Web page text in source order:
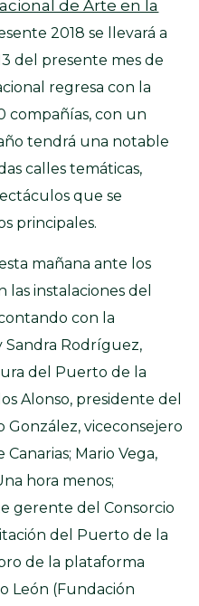
de Arte en la
2018 se llevará a
del presente mes de
regresa con la
compañías, con un
tendrá una notable
calles temáticas,
que se
principales.
mañana ante los
instalaciones del
con la
Sandra Rodríguez,
del Puerto de la
Alonso, presidente del
González, viceconsejero
Mario Vega,
hora menos;
gerente del Consorcio
del Puerto de la
de la plataforma
León (Fundación